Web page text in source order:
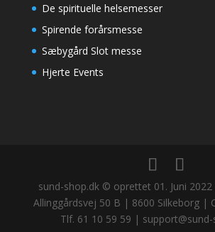
De spirituelle helsemesser
Spirende forårsmesse
Sæbygård Slot messe
Hjerte Events
sund-shop.dk © oprettet 01. Juni
Allinggårdsvej 50 B | 8600 Silkeborg |
Tlf. 61 10 59 59 |